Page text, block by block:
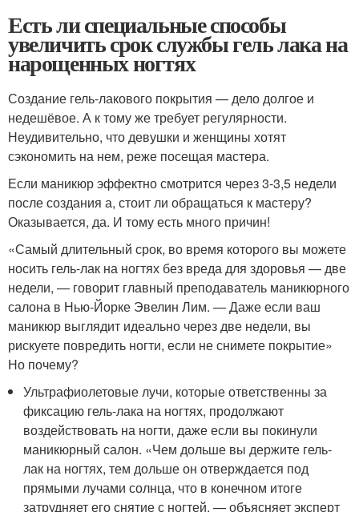
Есть ли специальные способы
увеличить срок службы гель лака на
нарощенных ногтях
Создание гель-лакового покрытия — дело долгое и
недешёвое. А к тому же требует регулярности.
Неудивительно, что девушки и женщины хотят
сэкономить на нем, реже посещая мастера.
Если маникюр эффектно смотрится через 3-3,5 недели
после создания а, стоит ли обращаться к мастеру?
Оказывается, да. И тому есть много причин!
«Самый длительный срок, во время которого вы можете
носить гель-лак на ногтях без вреда для здоровья — две
недели, — говорит главный преподаватель маникюрного
салона в Нью-Йорке Эвелин Лим. — Даже если ваш
маникюр выглядит идеально через две недели, вы
рискуете повредить ногти, если не снимете покрытие»
Но почему?
Ультрафиолетовые лучи, которые ответственны за
фиксацию гель-лака на ногтях, продолжают
воздействовать на ногти, даже если вы покинули
маникюрный салон. «Чем дольше вы держите гель-
лак на ногтях, тем дольше он отверждается под
прямыми лучами солнца, что в конечном итоге
затрудняет его снятие с ногтей, — объясняет эксперт